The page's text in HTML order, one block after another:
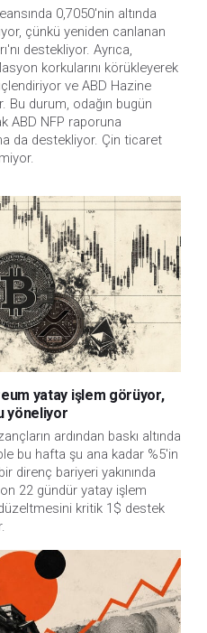
0,7050'nin altında
çünkü yeniden canlanan
destekliyor. Ayrıca,
korkularını körükleyerek
ve ABD Hazine
Bu durum, odağın bugün
ABD NFP raporuna
da destekliyor. Çin ticaret
yatay işlem görüyor,
yöneliyor
ardından baskı altında
bu hafta şu ana kadar %5'in
direnç bariyeri yakınında
22 gündür yatay işlem
kritik 1$ destek